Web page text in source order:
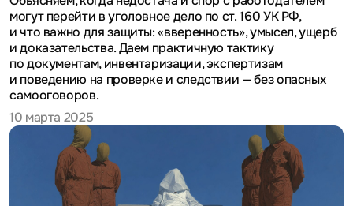
могут перейти в уголовное дело по ст. 160 УК РФ,
и что важно для защиты: «вверенность», умысел, ущерб
и доказательства. Даем практичную тактику
по документам, инвентаризации, экспертизам
и поведению на проверке и следствии — без опасных
самооговоров.
10 марта 2025